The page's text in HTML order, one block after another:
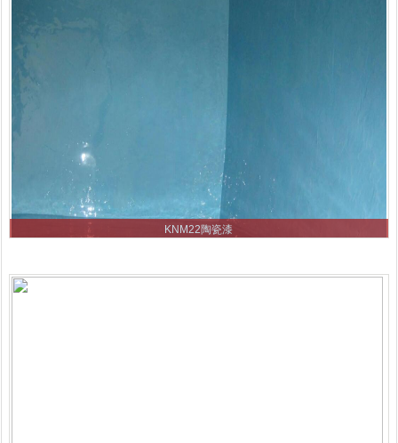
KNM22陶瓷漆